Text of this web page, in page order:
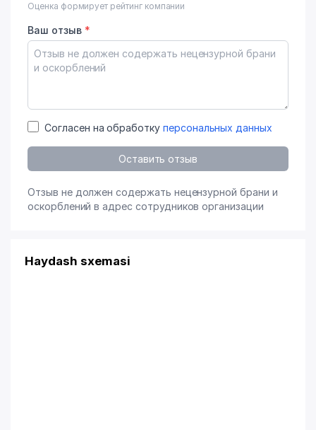
Оценка формирует рейтинг компании
Ваш отзыв *
Согласен на обработку персональных данных
Оставить отзыв
Отзыв не должен содержать нецензурной брани и
оскорблений в адрес сотрудников организации
Haydash sxemasi